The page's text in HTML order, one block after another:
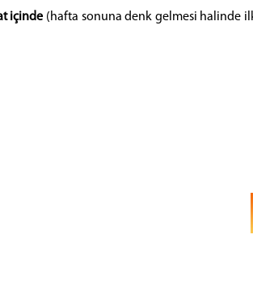
içinde (hafta sonuna denk gelmesi halinde